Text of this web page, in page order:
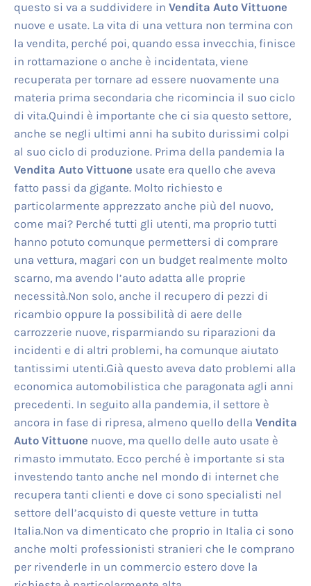
questo si va a suddividere in Vendita Auto Vittuone
nuove e usate. La vita di una vettura non termina con
la vendita, perché poi, quando essa invecchia, finisce
in rottamazione o anche è incidentata, viene
recuperata per tornare ad essere nuovamente una
materia prima secondaria che ricomincia il suo ciclo
di vita.Quindi è importante che ci sia questo settore,
anche se negli ultimi anni ha subito durissimi colpi
al suo ciclo di produzione. Prima della pandemia la
Vendita Auto Vittuone usate era quello che aveva
fatto passi da gigante. Molto richiesto e
particolarmente apprezzato anche più del nuovo,
come mai? Perché tutti gli utenti, ma proprio tutti
hanno potuto comunque permettersi di comprare
una vettura, magari con un budget realmente molto
scarno, ma avendo l’auto adatta alle proprie
necessità.Non solo, anche il recupero di pezzi di
ricambio oppure la possibilità di aere delle
carrozzerie nuove, risparmiando su riparazioni da
incidenti e di altri problemi, ha comunque aiutato
tantissimi utenti.Già questo aveva dato problemi alla
economica automobilistica che paragonata agli anni
precedenti. In seguito alla pandemia, il settore è
ancora in fase di ripresa, almeno quello della Vendita
Auto Vittuone nuove, ma quello delle auto usate è
rimasto immutato. Ecco perché è importante si sta
investendo tanto anche nel mondo di internet che
recupera tanti clienti e dove ci sono specialisti nel
settore dell’acquisto di queste vetture in tutta
Italia.Non va dimenticato che proprio in Italia ci sono
anche molti professionisti stranieri che le comprano
per rivenderle in un commercio estero dove la